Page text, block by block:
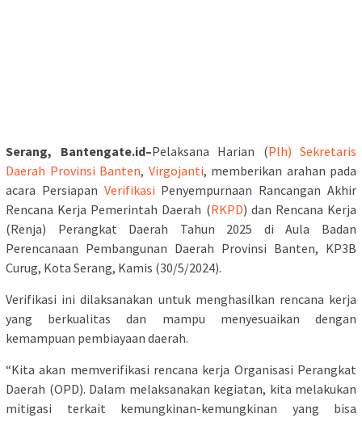
Serang, Bantengate.id–Pelaksana Harian (Plh) Sekretaris
Daerah Provinsi Banten, Virgojanti, memberikan arahan pada
acara Persiapan Verifikasi Penyempurnaan Rancangan Akhir
Rencana Kerja Pemerintah Daerah (RKPD) dan Rencana Kerja
(Renja) Perangkat Daerah Tahun 2025 di Aula Badan
Perencanaan Pembangunan Daerah Provinsi Banten, KP3B
Curug, Kota Serang, Kamis (30/5/2024).
Verifikasi ini dilaksanakan untuk menghasilkan rencana kerja
yang berkualitas dan mampu menyesuaikan dengan
kemampuan pembiayaan daerah.
“Kita akan memverifikasi rencana kerja Organisasi Perangkat
Daerah (OPD). Dalam melaksanakan kegiatan, kita melakukan
mitigasi terkait kemungkinan-kemungkinan yang bisa